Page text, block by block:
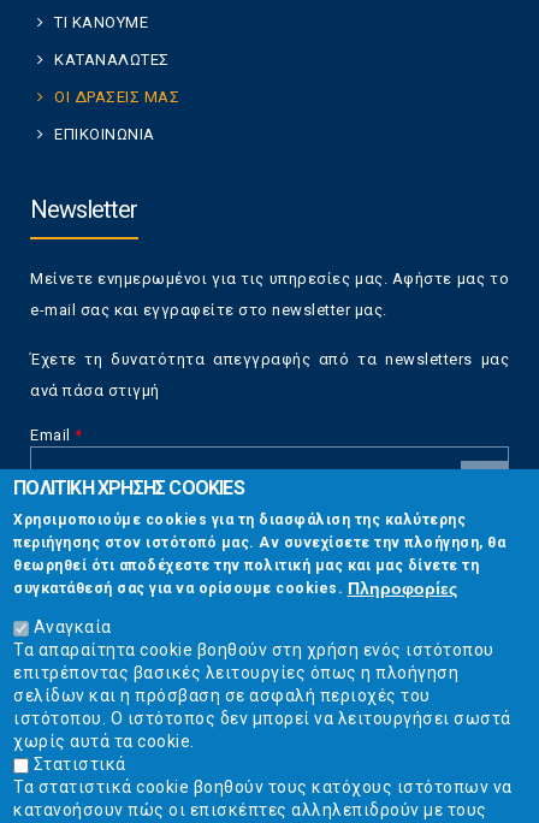
ΤΙ ΚΑΝΟΥΜΕ
ΚΑΤΑΝΑΛΩΤΕΣ
ΟΙ ΔΡΑΣΕΙΣ ΜΑΣ
ΕΠΙΚΟΙΝΩΝΙΑ
Newsletter
Μείνετε ενημερωμένοι για τις υπηρεσίες μας. Αφήστε μας το
e-mail σας και εγγραφείτε στο newsletter μας.
Έχετε τη δυνατότητα απεγγραφής από τα newsletters μας
ανά πάσα στιγμή
Email *
CAPTCHA
This
question is
for testing
whether or
not you are a
human visitor
and to
prevent
automated
spam
submissions.
5+2
Επικοινωνία
Στουρνάρη 17, Αθήνα 10683
2103304444
info@ekpizo.gr
www.ekpizo.gr
Δευ - Πεμ:10:00 πμ - 2:00 μμ
ΠΟΛΙΤΙΚΗ ΧΡΗΣΗΣ COOKIES
Χρησιμοποιούμε cookies για τη διασφάλιση της καλύτερης
περιήγησης στον ιστότοπό μας. Αν συνεχίσετε την πλοήγηση, θα
θεωρηθεί ότι αποδέχεστε την πολιτική μας και μας δίνετε τη
συγκατάθεσή σας για να ορίσουμε cookies. Πληροφορίες
Αναγκαία
Τα απαραίτητα cookie βοηθούν στη χρήση ενός ιστότοπου
επιτρέποντας βασικές λειτουργίες όπως η πλοήγηση
σελίδων και η πρόσβαση σε ασφαλή περιοχές του
ιστότοπου. Ο ιστότοπος δεν μπορεί να λειτουργήσει σωστά
χωρίς αυτά τα cookie.
Στατιστικά
Τα στατιστικά cookie βοηθούν τους κατόχους ιστότοπων να
κατανοήσουν πώς οι επισκέπτες αλληλεπιδρούν με τους